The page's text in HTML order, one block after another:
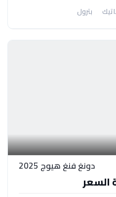
بترول
دونغ فنغ هيوج 2025
السعر